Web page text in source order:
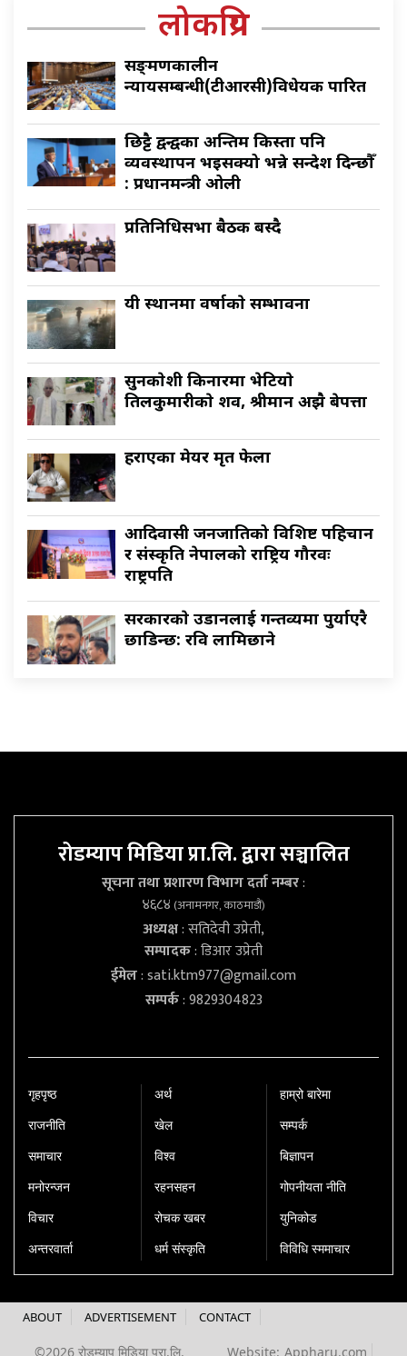
लोकप्रिय
सङ्क्रमणकालीन
न्यायसम्बन्धी(टीआरसी)विधेयक पारित
छिट्टै द्वन्द्वका अन्तिम किस्ता पनि
व्यवस्थापन भइसक्यो भन्ने सन्देश दिन्छौँ
: प्रधानमन्त्री ओली
प्रतिनिधिसभा बैठक बस्दै
यी स्थानमा वर्षाकाे सम्भावना
सुनकाेशी किनारमा भेटियाे
तिलकुमारीकाे शव, श्रीमान अझै बेपत्ता
हराएका मेयर मृत फेला
आदिवासी जनजातिको विशिष्ट पहिचान
र संस्कृति नेपालको राष्ट्रिय गौरवः
राष्ट्रपति
सरकारकाे उडानलाई गन्तव्यमा पुर्याएरै
छाडिन्छ: रवि लामिछाने
रोडम्याप मिडिया प्रा.लि. द्वारा सञ्चालित
सूचना तथा प्रशारण विभाग दर्ता नम्बर:
४६८४(अनामनगर, काठमाडौं)
अध्यक्ष: सतिदेवी उप्रेती,
सम्पादक: डिआर उप्रेती
ईमेल:sati.ktm977@gmail.com
सम्पर्क: 9829304823
गृहपृष्‍ठ
राजनीति
समाचार
मनोरन्जन
विचार
अन्तरवार्ता
अर्थ
खेल
विश्व
रहनसहन
रोचक खबर
धर्म संस्कृति
हाम्रो बारेमा
सम्पर्क
बिज्ञापन
गोपनीयता नीति
युनिकोड
विविधि स्ममाचार
ABOUT ADVERTISEMENT CONTACT
©2026 रोडम्याप मिडिया प्रा.लि. Website: Appharu.com